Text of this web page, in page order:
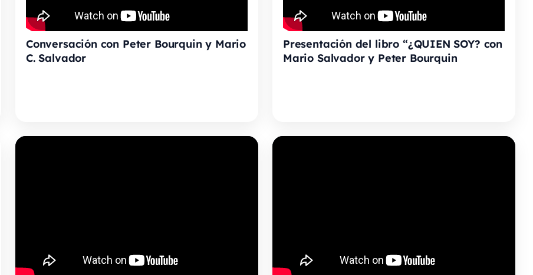
Conversación con Peter Bourquin y Mario
C. Salvador
Presentación del libro “¿QUIEN SOY? con
Mario Salvador y Peter Bourquin